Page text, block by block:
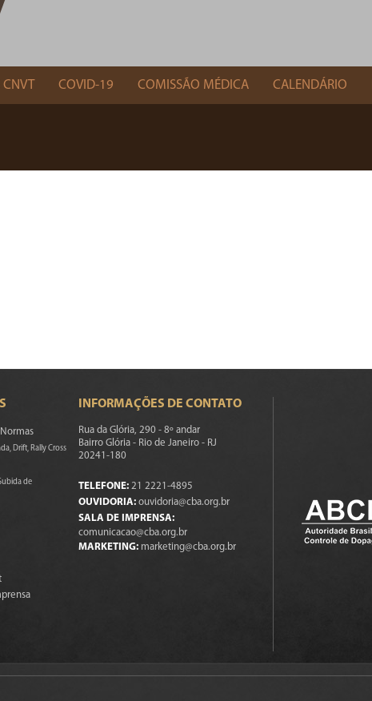
CNVT COVID-19 COMISSÃO MÉDICA CALENDÁRIO
Drift, Rally Cross
de
INFORMAÇÕES DE CONTATO
Rua da Glória, 290 - 8º andar
Bairro Glória - Rio de Janeiro - RJ
20241-180
TELEFONE: 21 2221-4895
OUVIDORIA: ouvidoria@cba.org.br
SALA DE IMPRENSA:
comunicacao@cba.org.br
MARKETING: marketing@cba.org.br